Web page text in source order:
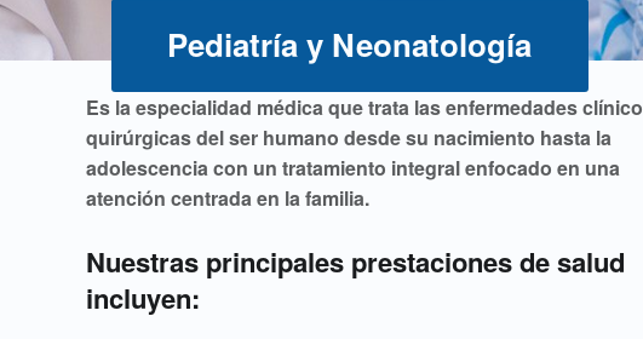
Pediatría y Neonatología
Es la especialidad médica que trata las enfermedades clínico
quirúrgicas del ser humano desde su nacimiento hasta la
adolescencia con un tratamiento integral enfocado en una
atención centrada en la familia.
Nuestras principales prestaciones de salud
incluyen: